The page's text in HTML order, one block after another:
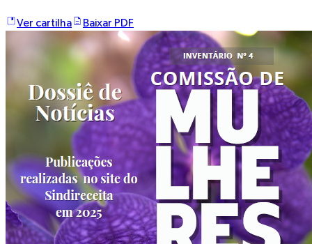
Ver cartilha Baixar PDF